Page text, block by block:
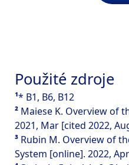
Použité zdroje
¹* B1, B6, B12
² Maiese K. Overview of
2021, Mar [cited 2022,
³ Rubin M. Overview of
System [online]. 2022,